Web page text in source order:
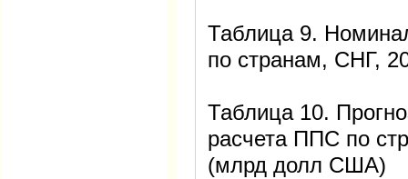
Таблица 9.
по странам, СНГ,
Таблица 10.
расчета ППС по
(млрд долл США)